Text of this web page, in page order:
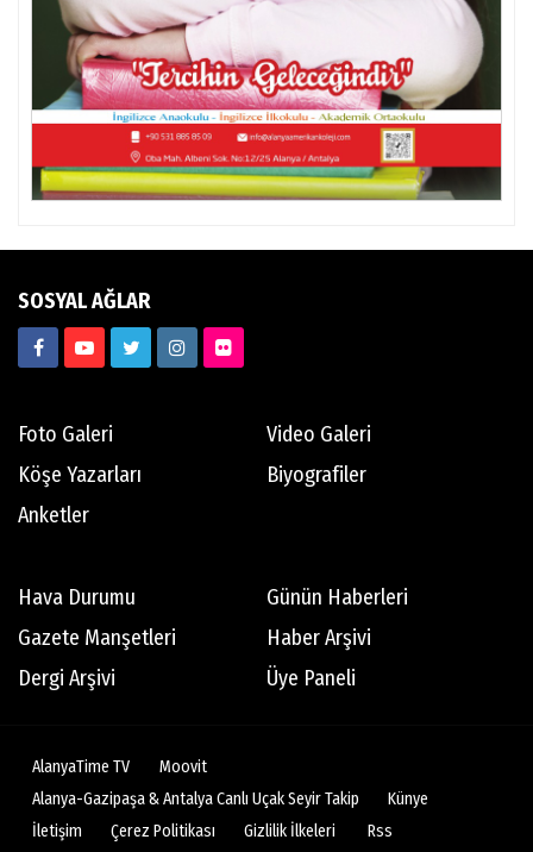
SOSYAL AĞLAR
Foto Galeri
Video Galeri
Köşe Yazarları
Biyografiler
Anketler
Hava Durumu
Günün Haberleri
Gazete Manşetleri
Haber Arşivi
Dergi Arşivi
Üye Paneli
AlanyaTime TV
Moovit
Alanya-Gazipaşa & Antalya Canlı Uçak Seyir Takip
Künye
İletişim
Çerez Politikası Gizlilik İlkeleri Rss